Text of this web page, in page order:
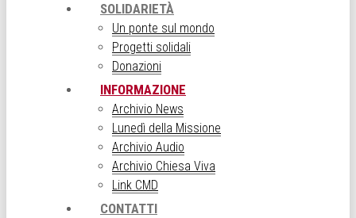
SOLIDARIETÀ
Un ponte sul mondo
Progetti solidali
Donazioni
INFORMAZIONE
Archivio News
Lunedì della Missione
Archivio Audio
Archivio Chiesa Viva
Link CMD
CONTATTI